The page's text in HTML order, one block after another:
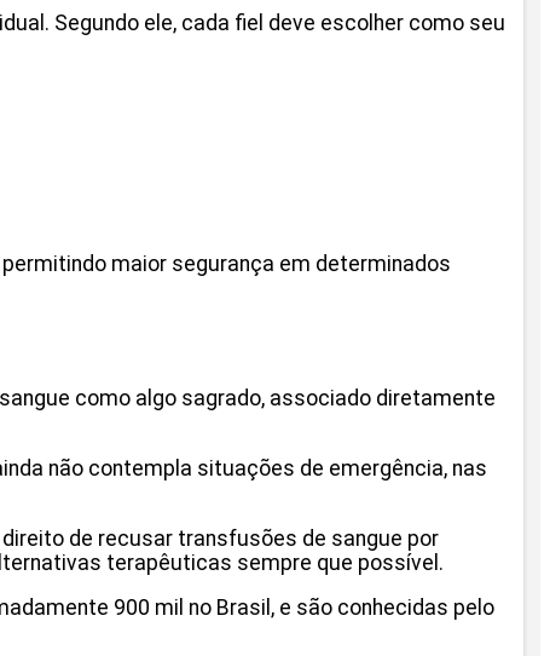
Segundo ele, cada fiel deve escolher como seu
maior segurança em determinados
como algo sagrado, associado diretamente
não contempla situações de emergência, nas
de recusar transfusões de sangue por
terapêuticas sempre que possível.
900 mil no Brasil, e são conhecidas pelo